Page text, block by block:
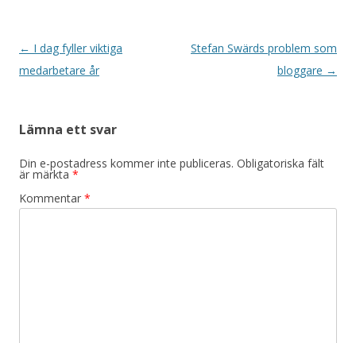
Inläggsnavigering
← I dag fyller viktiga
medarbetare år
Stefan Swärds problem som
bloggare →
Lämna ett svar
Din e-postadress kommer inte publiceras. Obligatoriska fält
är märkta *
Kommentar *